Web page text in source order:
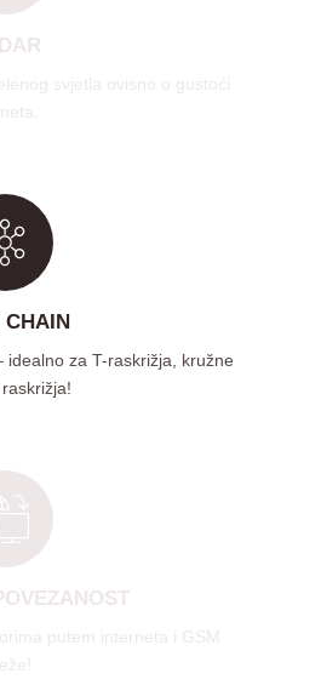
svjetla ovisno o gustoći
CHAIN
za T-raskrižja, kružne
putem interneta i GSM